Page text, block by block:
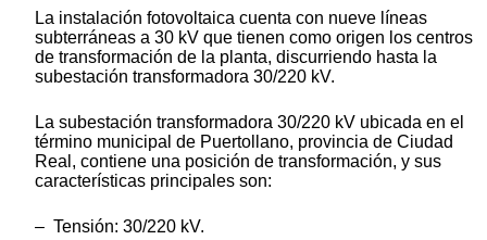
La instalación fotovoltaica cuenta con nueve líneas
subterráneas a 30 kV que tienen como origen los centros
de transformación de la planta, discurriendo hasta la
subestación transformadora 30/220 kV.
La subestación transformadora 30/220 kV ubicada en el
término municipal de Puertollano, provincia de Ciudad
Real, contiene una posición de transformación, y sus
características principales son:
– Tensión: 30/220 kV.